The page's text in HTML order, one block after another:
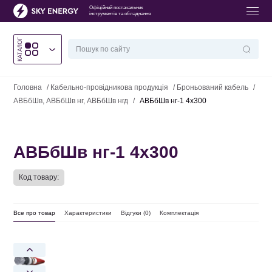
Офіційний постачальник
інструментів та обладнання
КАТАЛОГ
Головна / Кабельно-провідникова продукція / Броньований кабель /
АВБбШв, АВБбШв нг, АВБбШв нгд / АВБбШв нг-1 4х300
АВБбШв нг-1 4х300
Код товару:
Все про товар Характеристики Відгуки (0) Комплектація